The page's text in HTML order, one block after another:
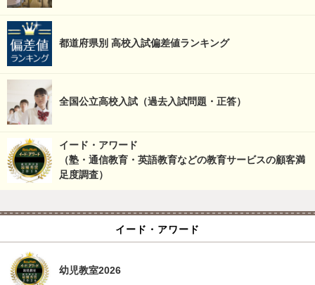
都道府県別 高校入試偏差値ランキング
全国公立高校入試（過去入試問題・正答）
イード・アワード
（塾・通信教育・英語教育などの教育サービスの顧客満
足度調査）
イード・アワード
幼児教室2026